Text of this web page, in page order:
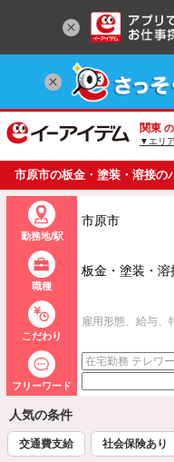
関東
▼エリ
市原市の板金・塗装・溶接の
勤務地/駅
市原市
職種
板金・塗装・溶
こだわり
雇用形態、給与、
フリーワード
人気の条件
交通費支給 社会保険あり